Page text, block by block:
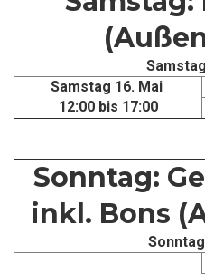
Samstag 16. Mai
12:00 bis 17:00
Sonntag:
inkl. Bons